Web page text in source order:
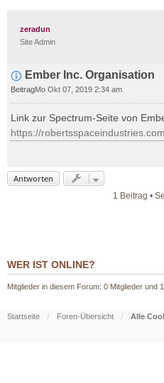
zeradun
Site Admin
Ember Inc. Organisation
BeitragMo Okt 07, 2019 2:34 am
Link zur Spectrum-Seite von
https://
Antworten
1 Beitrag •
WER IST ONLINE?
Mitglieder in diesem Forum: 0 Mitglieder und
Startseite Foren-Übersicht Alle